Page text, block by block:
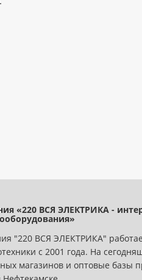
«220 ВСЯ ЭЛЕКТРИКА -
"220 ВСЯ ЭЛЕКТРИКА"
с 2001 года. На
магазинов и оптовые базы